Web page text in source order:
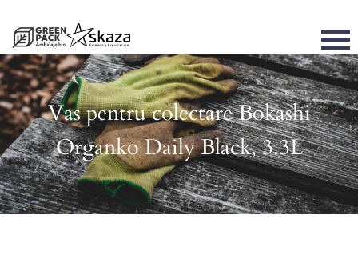
Vas pentru colectare Bokashi
Organko Daily Black, 3.3L